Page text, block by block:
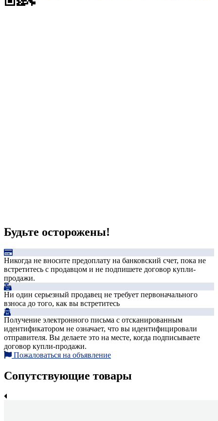
Будьте осторожены!
Никогда не вносите предоплату на банковский счет, пока не
встретитесь с продавцом и не подпишете договор купли-
продажи.
Ни один серьезный продавец не требует первоначального
взноса до того, как вы встретитесь
Получение электронного письма с отсканированным
идентификатором не означает, что вы идентифицировали
отправителя. Вы делаете это на месте, когда подписываете
договор купли-продажи.
Пожаловаться на объявление
Сопутствующие товары